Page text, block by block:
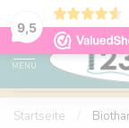
9,5
Kostenlose
MENU
Startseite